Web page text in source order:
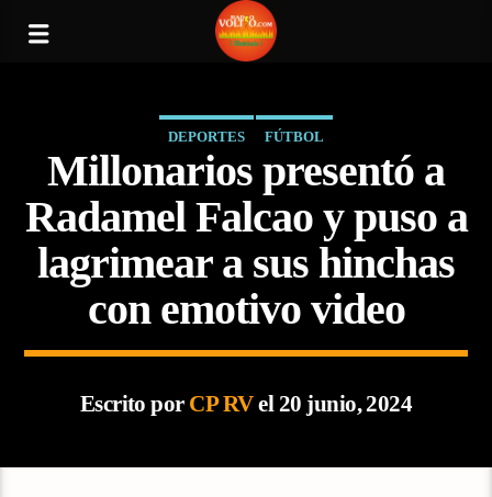
DEPORTES FÚTBOL
Millonarios presentó a
Radamel Falcao y puso a
lagrimear a sus hinchas
con emotivo video
Escrito por CP RVel 20 junio, 2024